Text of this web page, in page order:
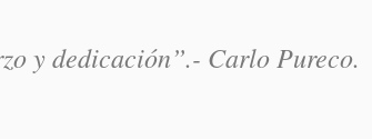
y dedicación”.- Carlo Pureco.